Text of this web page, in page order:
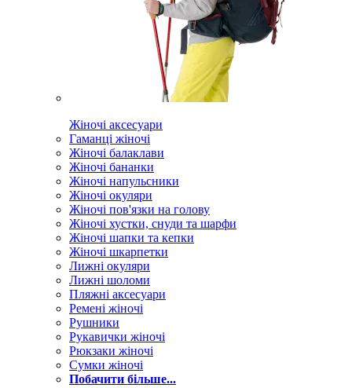
Жіночі аксесуари
Гаманці жіночі
Жіночі балаклави
Жіночі бананки
Жіночі напульсники
Жіночі окуляри
Жіночі пов'язки на голову
Жіночі хустки, снуди та шарфи
Жіночі шапки та кепки
Жіночі шкарпетки
Лижні окуляри
Лижні шоломи
Пляжні аксесуари
Ремені жіночі
Рушники
Рукавички жіночі
Рюкзаки жіночі
Сумки жіночі
Побачити більше...